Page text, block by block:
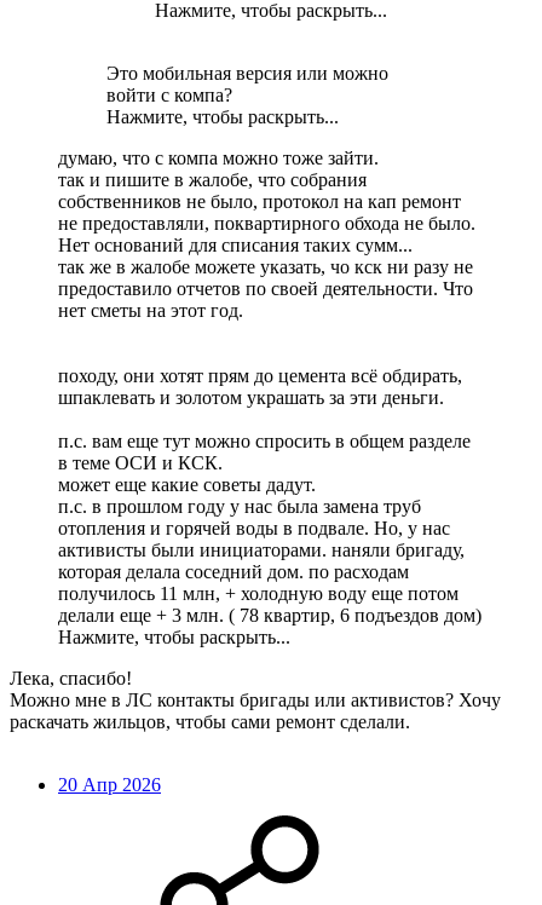
Нажмите, чтобы раскрыть...
Это мобильная версия или можно
войти с компа?
Нажмите, чтобы раскрыть...
думаю, что с компа можно тоже зайти.
так и пишите в жалобе, что собрания
собственников не было, протокол на кап ремонт
не предоставляли, поквартирного обхода не было.
Нет оснований для списания таких сумм...
так же в жалобе можете указать, чо кск ни разу не
предоставило отчетов по своей деятельности. Что
нет сметы на этот год.
походу, они хотят прям до цемента всё обдирать,
шпаклевать и золотом украшать за эти деньги.
п.с. вам еще тут можно спросить в общем разделе
в теме ОСИ и КСК.
может еще какие советы дадут.
п.с. в прошлом году у нас была замена труб
отопления и горячей воды в подвале. Но, у нас
активисты были инициаторами. наняли бригаду,
которая делала соседний дом. по расходам
получилось 11 млн, + холодную воду еще потом
делали еще + 3 млн. ( 78 квартир, 6 подъездов дом)
Нажмите, чтобы раскрыть...
Лека, спасибо!
Можно мне в ЛС контакты бригады или активистов? Хочу
раскачать жильцов, чтобы сами ремонт сделали.
20 Апр 2026